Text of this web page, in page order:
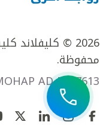
2026 ©
محفوظة.
AD FR27613